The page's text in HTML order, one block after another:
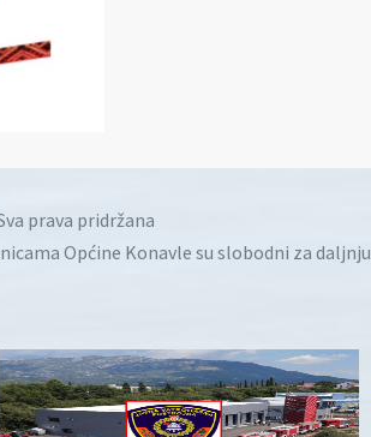
prava pridržana
Općine Konavle su slobodni za daljnju